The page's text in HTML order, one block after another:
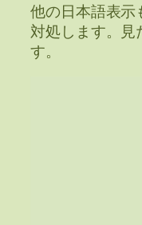
他の日本語表示
対処します。見
す。